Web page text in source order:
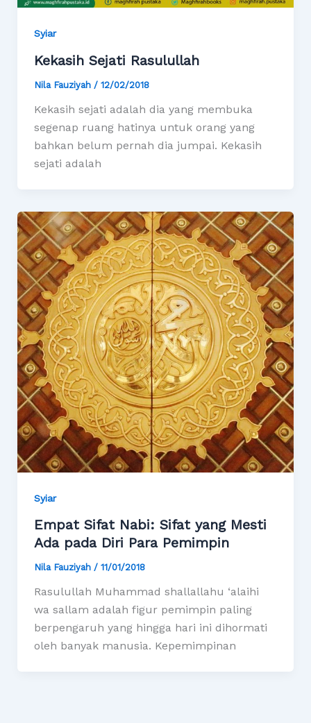
Syiar
Kekasih Sejati Rasulullah
Nila Fauziyah / 12/02/2018
Kekasih sejati adalah dia yang membuka
segenap ruang hatinya untuk orang yang
bahkan belum pernah dia jumpai. Kekasih
sejati adalah
Syiar
Empat Sifat Nabi: Sifat yang Mesti
Ada pada Diri Para Pemimpin
Nila Fauziyah / 11/01/2018
Rasulullah Muhammad shallallahu ‘alaihi
wa sallam adalah figur pemimpin paling
berpengaruh yang hingga hari ini dihormati
oleh banyak manusia. Kepemimpinan